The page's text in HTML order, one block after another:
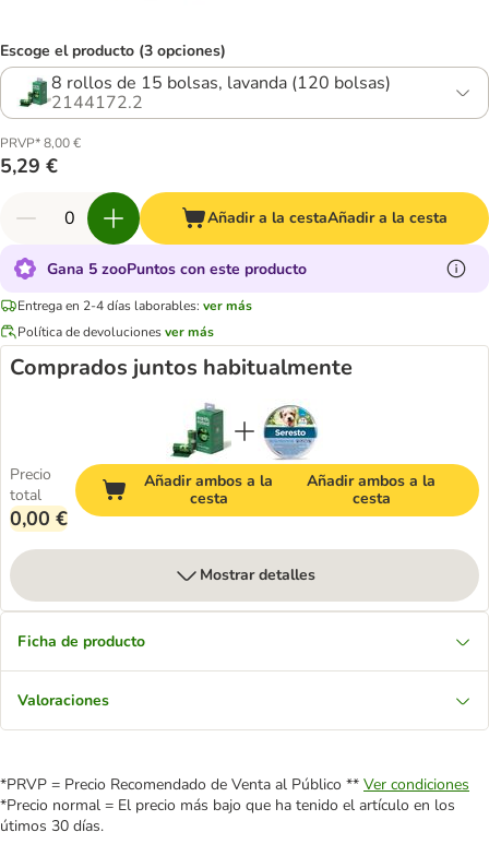
Escoge el producto (3 opciones)
8 rollos de 15 bolsas, lavanda (120 bolsas)
2144172.2
PRVP* 8,00 €
5,29 €
Añadir a la cestaAñadir a la cesta
Gana 5 zooPuntos con este producto
Entrega en 2-4 días laborables: ver más
Política de devolucionesver más
Comprados juntos habitualmente
Precio
total
0,00 €
Añadir ambos a la
cesta
Añadir ambos a la
cesta
Mostrar detalles
Ficha de producto
Valoraciones
*PRVP = Precio Recomendado de Venta al Público ** Ver condiciones
*Precio normal = El precio más bajo que ha tenido el artículo en los
útimos 30 días.